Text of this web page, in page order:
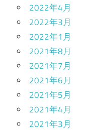
2022年4月
2022年3月
2022年1月
2021年8月
2021年7月
2021年6月
2021年5月
2021年4月
2021年3月